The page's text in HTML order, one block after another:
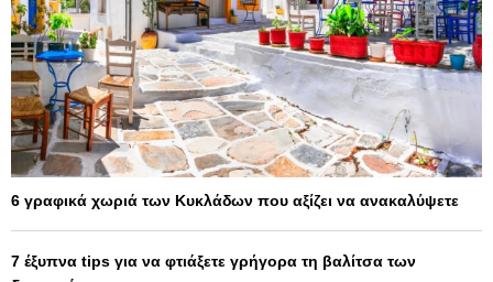
6 γραφικά χωριά των Κυκλάδων που αξίζει να ανακαλύψετε
7 έξυπνα tips για να φτιάξετε γρήγορα τη βαλίτσα των